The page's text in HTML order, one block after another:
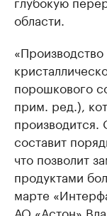
области.
порошкового
прим. ред.),
составит
что позволит
продуктами
марте
АО «Астон»